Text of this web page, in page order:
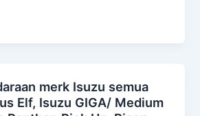
merk Isuzu semua
Elf, Isuzu GIGA/ Medium